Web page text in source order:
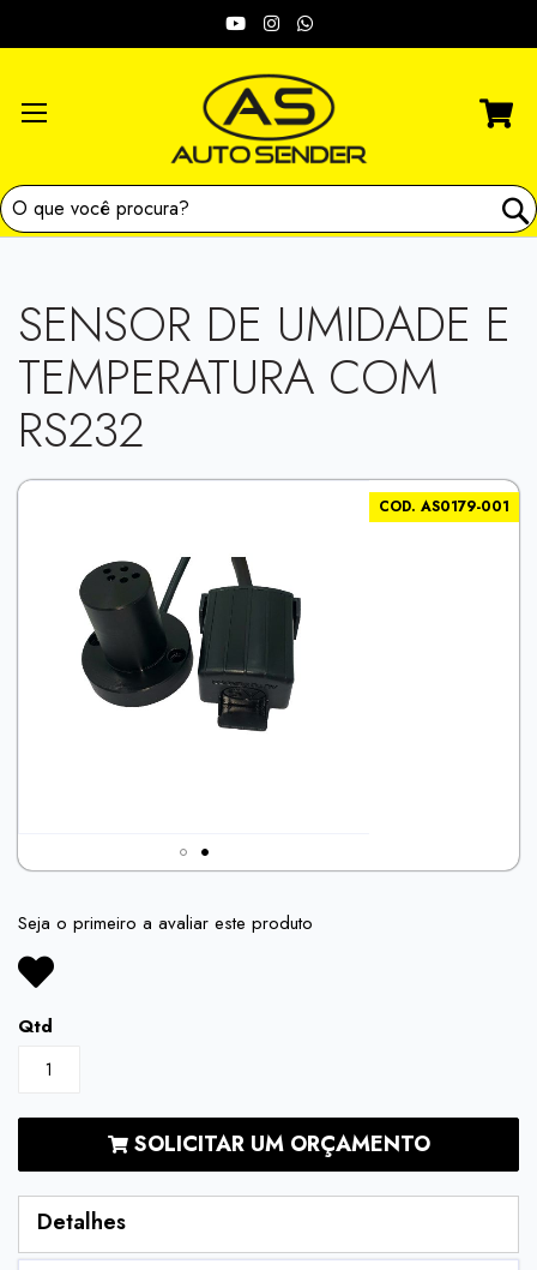
Redes
sociais:
SENSOR DE UMIDADE E
TEMPERATURA COM
RS232
Seja o primeiro a avaliar este produto
Qtd
SOLICITAR UM ORÇAMENTO
COD. AS0179-001
Skip
Skip
the
beginning
of
images
gallery
Detalhes